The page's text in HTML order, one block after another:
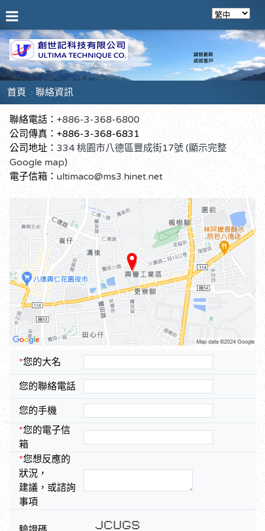
首頁 聯絡資訊
聯絡電話： +886-3-368-6800
公司傳真：+886-3-368-6831
公司地址： 334 桃園市八德區豐成街17號 (顯示完整
Google map)
電子信箱： ultimaco@ms3.hinet.net
*您的大名
您的聯絡電話
您的手機
*您的電子信
箱
*您想反應的
狀況，
建議，或諮詢
事項
* ***** * * ***** *****
* * * * * * * * *
* * * * * *
* * * * * *****
* * * * * *** *
* * * * * * * * * *
***** ***** ***** ***** *****